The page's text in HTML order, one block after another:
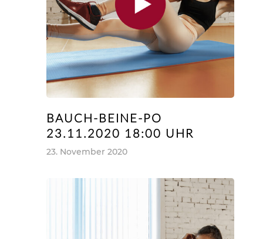
BAUCH-BEINE-PO
23.11.2020 18:00 UHR
23. November 2020